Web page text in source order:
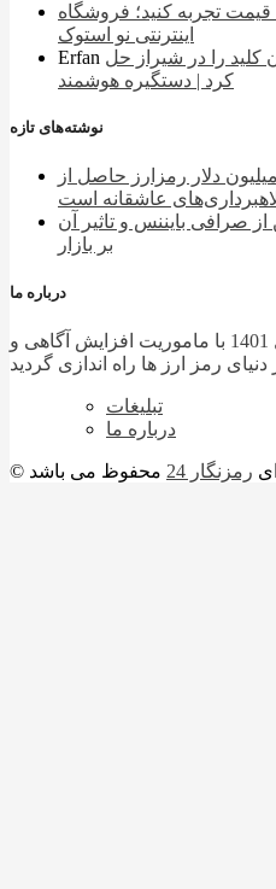
تجربه کنید؛ فروشگاه
اینترنتی نو استوک
Erfan را در شیراز حل
کرد | دستگیره هوشمند
نوشته‌های تازه
آمریکا در پی توقیف ۲۵ میلیون دلار رمزارز حاصل از
عاشقانه است
از صرافی بایننس و تاثیر آن
بر بازار
درباره ما
سایت رمزنگار 24 در سال 1401 با ماموریت افزایش آگاهی و
تبلیغات
درباره ما
رمزنگار 24